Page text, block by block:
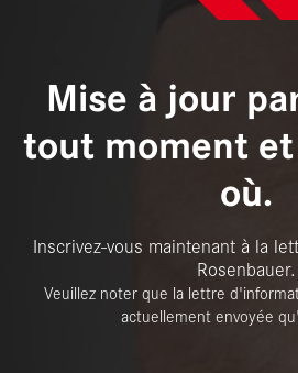
Mise à jour
tout moment et
où.
Inscrivez-vous maintenant à la
Rosenbauer.
Veuillez noter que la lettre
actuellement envoyée